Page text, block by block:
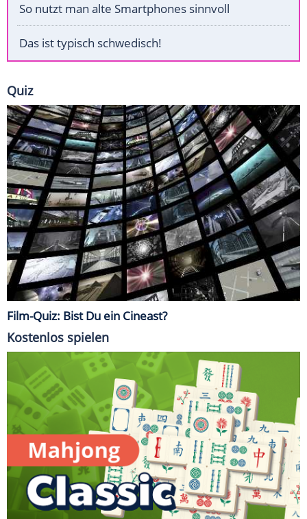
So nutzt man alte Smartphones sinnvoll
Das ist typisch schwedisch!
Quiz
Film-Quiz: Bist Du ein Cineast?
Kostenlos spielen